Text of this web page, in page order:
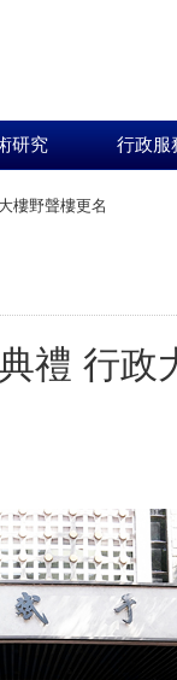
研究 行政服
樓野聲樓更名
禮 行政